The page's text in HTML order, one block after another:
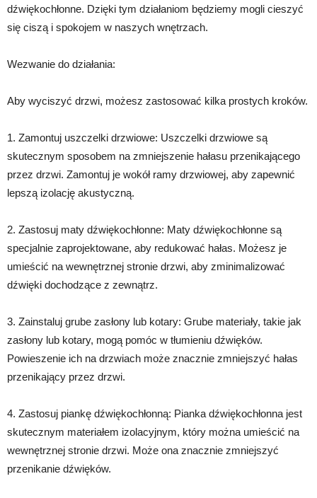
dźwiękochłonne. Dzięki tym działaniom będziemy mogli cieszyć
się ciszą i spokojem w naszych wnętrzach.
Wezwanie do działania:
Aby wyciszyć drzwi, możesz zastosować kilka prostych kroków.
1. Zamontuj uszczelki drzwiowe: Uszczelki drzwiowe są
skutecznym sposobem na zmniejszenie hałasu przenikającego
przez drzwi. Zamontuj je wokół ramy drzwiowej, aby zapewnić
lepszą izolację akustyczną.
2. Zastosuj maty dźwiękochłonne: Maty dźwiękochłonne są
specjalnie zaprojektowane, aby redukować hałas. Możesz je
umieścić na wewnętrznej stronie drzwi, aby zminimalizować
dźwięki dochodzące z zewnątrz.
3. Zainstaluj grube zasłony lub kotary: Grube materiały, takie jak
zasłony lub kotary, mogą pomóc w tłumieniu dźwięków.
Powieszenie ich na drzwiach może znacznie zmniejszyć hałas
przenikający przez drzwi.
4. Zastosuj piankę dźwiękochłonną: Pianka dźwiękochłonna jest
skutecznym materiałem izolacyjnym, który można umieścić na
wewnętrznej stronie drzwi. Może ona znacznie zmniejszyć
przenikanie dźwięków.